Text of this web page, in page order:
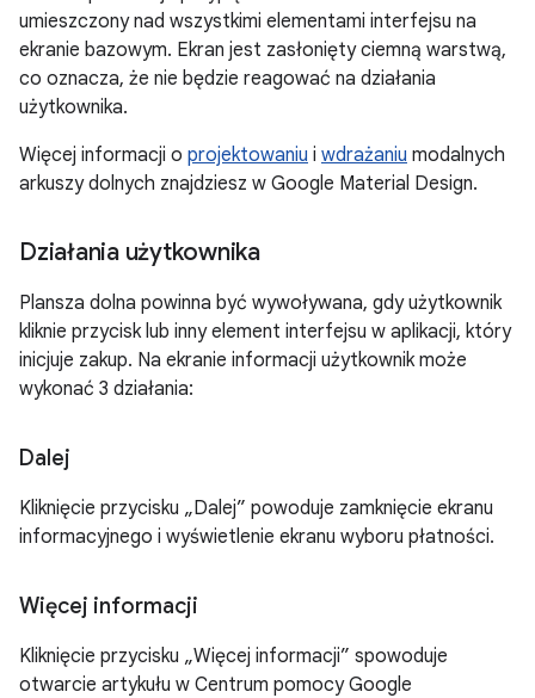
umieszczony nad wszystkimi elementami interfejsu na
ekranie bazowym. Ekran jest zasłonięty ciemną warstwą,
co oznacza, że nie będzie reagować na działania
użytkownika.
Więcej informacji o projektowaniu i wdrażaniu modalnych
arkuszy dolnych znajdziesz w Google Material Design.
Działania użytkownika
Plansza dolna powinna być wywoływana, gdy użytkownik
kliknie przycisk lub inny element interfejsu w aplikacji, który
inicjuje zakup. Na ekranie informacji użytkownik może
wykonać 3 działania:
Dalej
Kliknięcie przycisku „Dalej” powoduje zamknięcie ekranu
informacyjnego i wyświetlenie ekranu wyboru płatności.
Więcej informacji
Kliknięcie przycisku „Więcej informacji” spowoduje
otwarcie artykułu w Centrum pomocy Google